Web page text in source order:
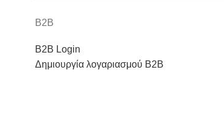
Β2Β
Β2Β Login
Δημιουργία λογαριασμού Β2Β